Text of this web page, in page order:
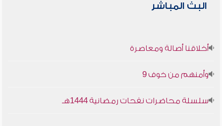
البث المباشر
أخلاقنا أصالة ومعاصرة
وأمنهم من خوف 9
سلسلة محاضرات نفحات رمضانية 1444هـ